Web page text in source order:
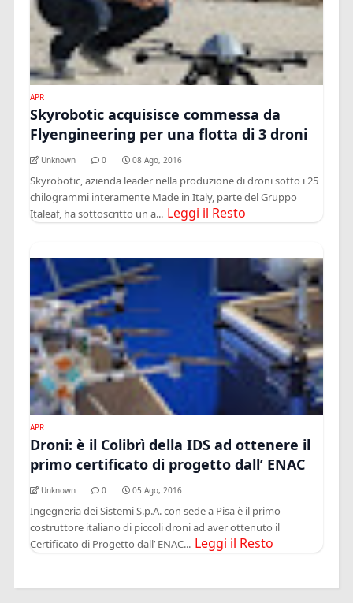
APR
Skyrobotic acquisisce commessa da
Flyengineering per una flotta di 3 droni
Unknown 0 08 Ago, 2016
Skyrobotic, azienda leader nella produzione di droni sotto i 25
chilogrammi interamente Made in Italy, parte del Gruppo
Italeaf, ha sottoscritto un a... Leggi il Resto
APR
Droni: è il Colibrì della IDS ad ottenere il
primo certificato di progetto dall’ ENAC
Unknown 0 05 Ago, 2016
Ingegneria dei Sistemi S.p.A. con sede a Pisa è il primo
costruttore italiano di piccoli droni ad aver ottenuto il
Certificato di Progetto dall’ ENAC... Leggi il Resto